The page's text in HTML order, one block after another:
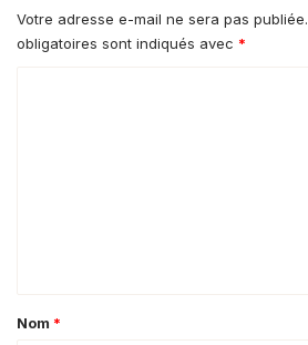
Votre adresse e-mail ne sera pas publiée.
obligatoires sont indiqués avec *
a
Nom *